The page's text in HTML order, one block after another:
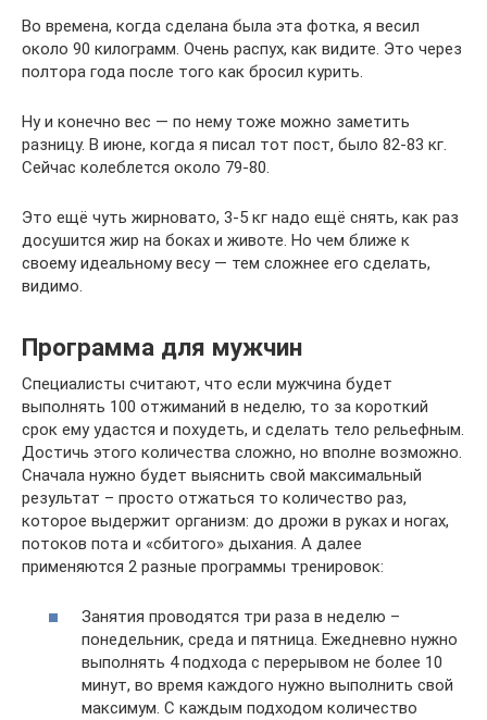
Во времена, когда сделана была эта фотка, я весил
около 90 килограмм. Очень распух, как видите. Это через
полтора года после того как бросил курить.
Ну и конечно вес — по нему тоже можно заметить
разницу. В июне, когда я писал тот пост, было 82-83 кг.
Сейчас колеблется около 79-80.
Это ещё чуть жирновато, 3-5 кг надо ещё снять, как раз
досушится жир на боках и животе. Но чем ближе к
своему идеальному весу — тем сложнее его сделать,
видимо.
Программа для мужчин
Специалисты считают, что если мужчина будет
выполнять 100 отжиманий в неделю, то за короткий
срок ему удастся и похудеть, и сделать тело рельефным.
Достичь этого количества сложно, но вполне возможно.
Сначала нужно будет выяснить свой максимальный
результат – просто отжаться то количество раз,
которое выдержит организм: до дрожи в руках и ногах,
потоков пота и «сбитого» дыхания. А далее
применяются 2 разные программы тренировок:
Занятия проводятся три раза в неделю –
понедельник, среда и пятница. Ежедневно нужно
выполнять 4 подхода с перерывом не более 10
минут, во время каждого нужно выполнить свой
максимум. С каждым подходом количество